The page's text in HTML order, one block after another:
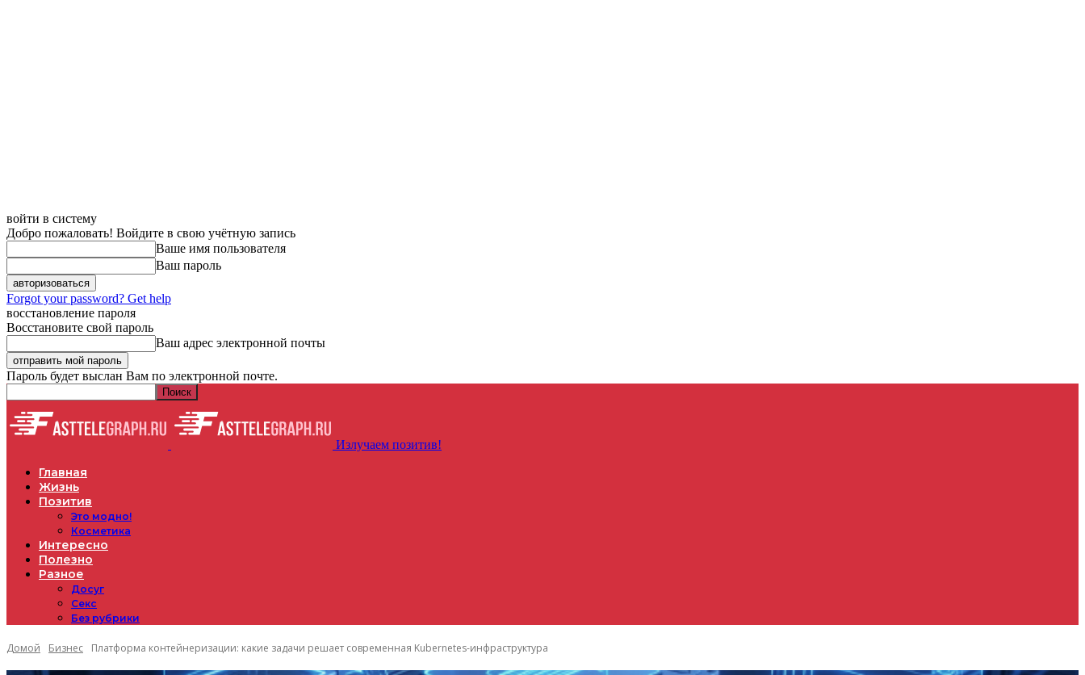
войти в систему
Добро пожаловать! Войдите в свою учётную запись
Ваше имя пользователя
Ваш пароль
Forgot your password? Get help
восстановление пароля
Восстановите свой пароль
Ваш адрес электронной почты
Пароль будет выслан Вам по электронной почте.
Излучаем позитив!
Главная
Жизнь
Позитив
Это модно!
Косметика
Интересно
Полезно
Разное
Досуг
Секс
Без рубрики
Домой Бизнес Платформа контейнеризации: какие задачи решает современная Kubernetes-инфраструктура